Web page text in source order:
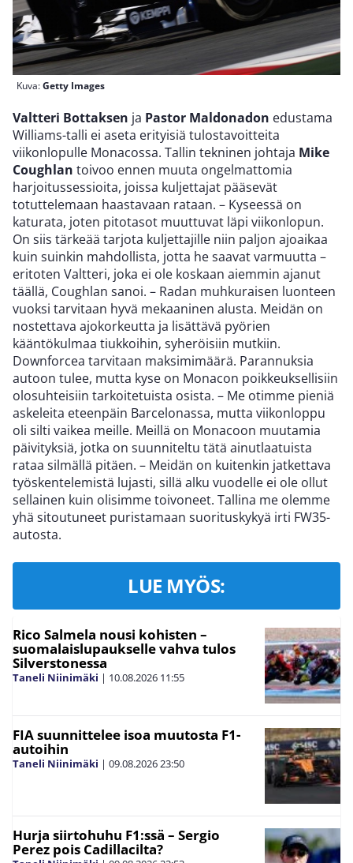
Kuva:Getty Images
Valtteri Bottaksen ja Pastor Maldonadon edustama
Williams-talli ei aseta erityisiä tulostavoitteita
viikonlopulle Monacossa. Tallin tekninen johtaja Mike
Coughlan toivoo ennen muuta ongelmattomia
harjoitussessioita, joissa kuljettajat pääsevät
totuttelemaan haastavaan rataan. – Kyseessä on
katurata, joten pitotasot muuttuvat läpi viikonlopun.
On siis tärkeää tarjota kuljettajille niin paljon ajoaikaa
kuin suinkin mahdollista, jotta he saavat varmuutta –
eritoten Valtteri, joka ei ole koskaan aiemmin ajanut
täällä, Coughlan sanoi. – Radan muhkuraisen luonteen
vuoksi tarvitaan hyvä mekaaninen alusta. Meidän on
nostettava ajokorkeutta ja lisättävä pyörien
kääntökulmaa tiukkoihin, syheröisiin mutkiin.
Downforcea tarvitaan maksimimäärä. Parannuksia
autoon tulee, mutta kyse on Monacon poikkeuksellisiin
olosuhteisiin tarkoitetuista osista. – Me otimme pieniä
askeleita eteenpäin Barcelonassa, mutta viikonloppu
oli silti vaikea meille. Meillä on Monacoon muutamia
päivityksiä, jotka on suunniteltu tätä ainutlaatuista
rataa silmällä pitäen. – Meidän on kuitenkin jatkettava
työskentelemistä lujasti, sillä alku vuodelle ei ole ollut
sellainen kuin olisimme toivoneet. Tallina me olemme
yhä sitoutuneet puristamaan suorituskykyä irti FW35-
autosta.
LUE MYÖS:
Rico Salmela nousi kohisten –
suomalaislupaukselle vahva tulos
Silverstonessa
Taneli Niinimäki | 10.08.2026 11:55
FIA suunnittelee isoa muutosta F1-
autoihin
Taneli Niinimäki | 09.08.202623:50
Hurja siirtohuhu F1:ssä – Sergio
Perez pois Cadillacilta?